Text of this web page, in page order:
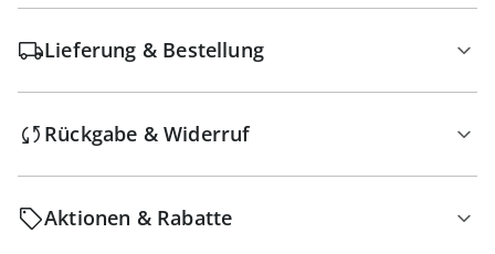
Lieferung & Bestellung
Rückgabe & Widerruf
Aktionen & Rabatte